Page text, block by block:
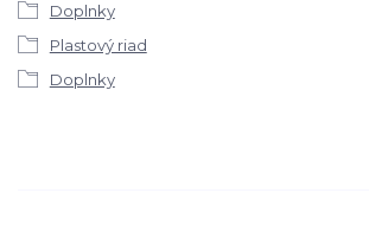
Doplnky
Plastový riad
Doplnky